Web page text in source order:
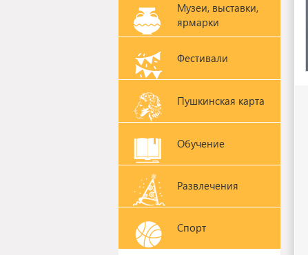
Музеи, выставки,
ярмарки
Фестивали
Пушкинская карта
Обучение
Развлечения
Спорт